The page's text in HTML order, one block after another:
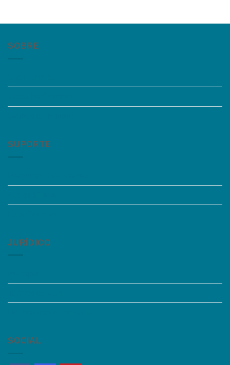
SOBRE
SUPORTE
JURÍDICO
SOCIAL